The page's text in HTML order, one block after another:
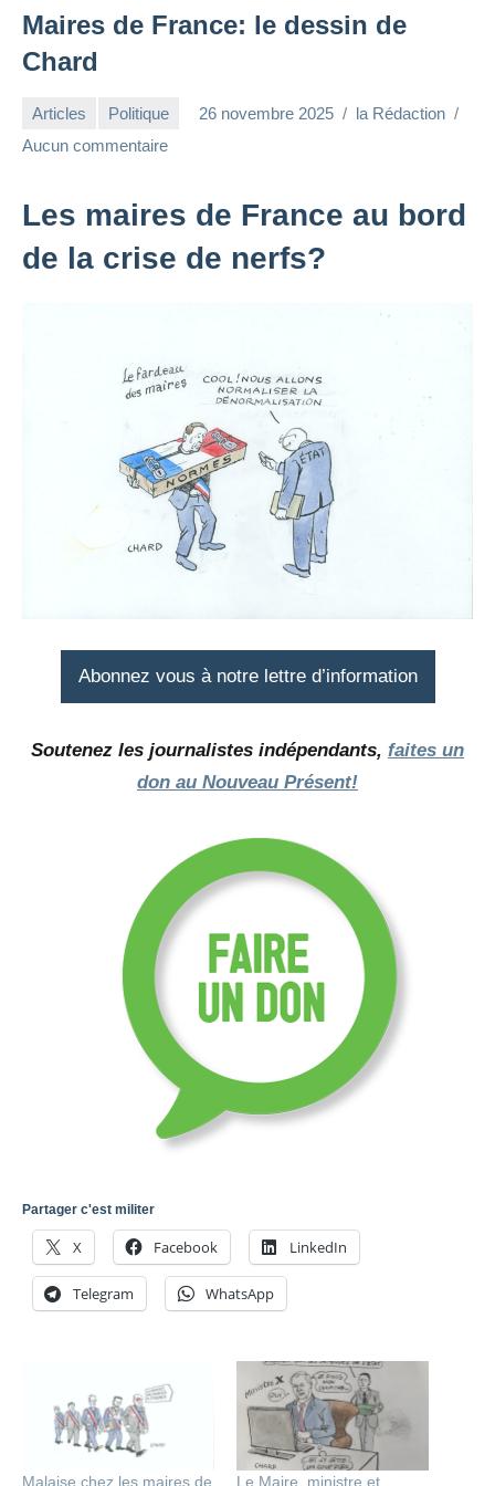
Maires de France: le dessin de
Chard
Articles Politique 26 novembre 2025
la Rédaction
Aucun commentaire
Les maires de France au bord
de la crise de nerfs?
Abonnez vous à notre lettre d’information
Soutenez les journalistes indépendants, faites un
don au Nouveau Présent!
Partager c'est militer
X Facebook LinkedIn
Telegram WhatsApp
Malaise chez les maires de Le Maire, ministre et